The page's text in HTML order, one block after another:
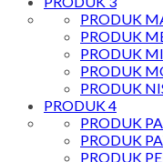
PRODUK
PRODUK
PRODUK
PRODUK
PRODUK
PRODUK 4
PRODUK
PRODUK
PRODUK